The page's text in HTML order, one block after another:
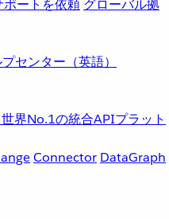
ポートを依頼 グローバル拠
センター（英語）
世界No.1の統合APIプラット
Connector DataGraph